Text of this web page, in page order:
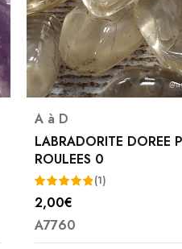
LABRADORITE DOREE PIERRE
ROULEES 0
5.00
sur 5
(1)
€
A7760